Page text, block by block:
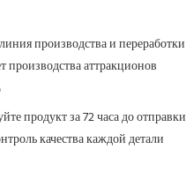
производства и переработки
производства аттракционов
продукт за 72 часа до отправки
качества каждой детали